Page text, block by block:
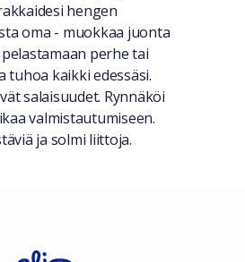
hengen
oma - muokkaa juonta
perhe tai
tuhoa kaikki edessäsi.
salaisuudet. Rynnäköi
valmistautumiseen.
ja solmi liittoja.